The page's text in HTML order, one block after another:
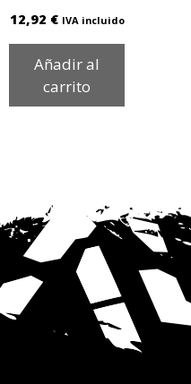
12,92 € IVA incluido
Añadir al
carrito